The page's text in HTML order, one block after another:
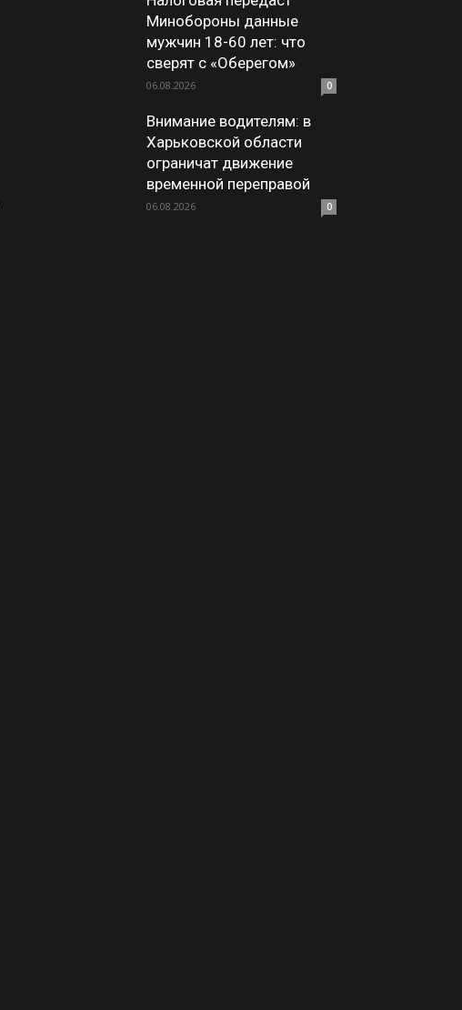
Минобороны данные
мужчин 18-60 лет: что
сверят с «Оберегом»
06.08.2026 0
Внимание водителям: в
Харьковской области
ограничат движение
временной переправой
06.08.2026 0